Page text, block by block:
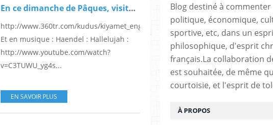
En ce dimanche de Pâques, visitez le Saint Sépulchre, à Jérusalem.
http://www.360tr.com/kudus/kiyamet_eng/index.html
Et en musique : Haendel : Hallelujah :
http://www.youtube.com/watch?
v=C3TUWU_yg4s...
EN SAVOIR PLUS
Blog destiné à
politique, économique,
sportive, etc, dans un
philosophique, d'esprit
français.La collaboration
est souhaitée, de même
courtoisie, et l'esprit de
À PROPOS